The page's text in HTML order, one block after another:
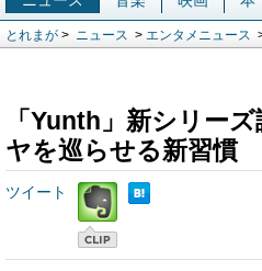
とれまが > ニュース > エンタメニュース
「Yunth」新シリー
ヤを巡らせる新習慣
ツイート